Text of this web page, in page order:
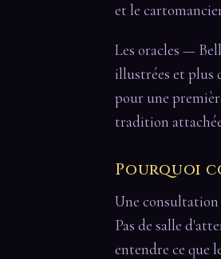
et le
Les oracles —
illustrées et plus
pour une
tradition
Pourquoi
Une consultation
Pas de salle
entendre ce que